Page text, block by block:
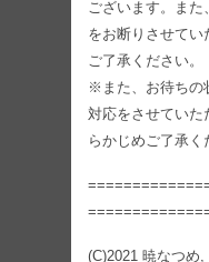
ございます。ま
をお断りさせて
ご了承ください。
※また、お待ちの
対応をさせていた
らかじめご了承く
(C)2021 暁なつめ